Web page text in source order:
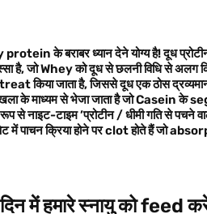
protein के बराबर ध्यान देने योग्य है! दूध
है, जो Whey को दूध से छलनी विधि से अलग
किया जाता है, जिससे दूध एक ठोस
के माध्यम से भेजा जाता है जो Casein के
से नाइट-टाइम ’प्रोटीन / धीमी गति से पचने
में पाचन क्रिया होने पर clot होते हैं जो
में हमारे स्नायु कोfeed